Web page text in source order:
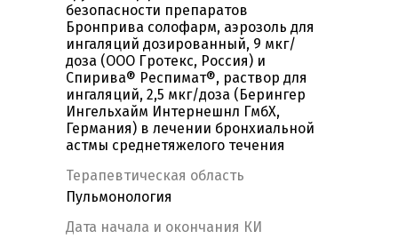
безопасности препаратов
Бронприва солофарм, аэрозоль для
ингаляций дозированный, 9 мкг/
доза (ООО Гротекс, Россия) и
Спирива® Респимат®, раствор для
ингаляций, 2,5 мкг/доза (Берингер
Ингельхайм Интернешнл ГмбХ,
Германия) в лечении бронхиальной
астмы среднетяжелого течения
Терапевтическая область
Пульмонология
Дата начала и окончания КИ